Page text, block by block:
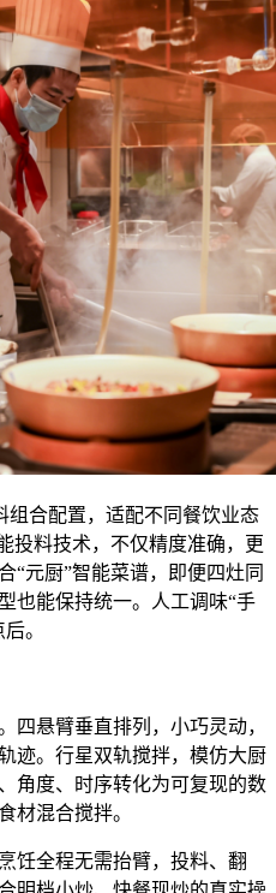
组合配置，适配不同餐饮业态
投料技术，不仅精度准确，更
“元厨”智能菜谱，即便四灶同
也能保持统一。人工调味“手
。
四悬臂垂直排列，小巧灵动，
迹。行星双轨搅拌，模仿大厨
角度、时序转化为可复现的数
材混合搅拌。
饪全程无需抬臂，投料、翻